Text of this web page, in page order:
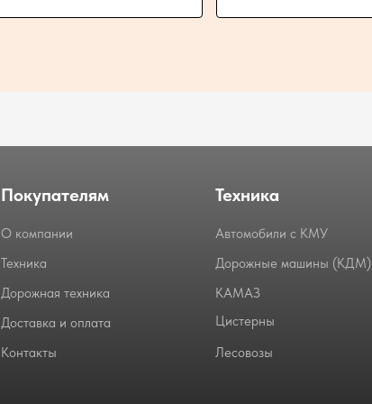
Покупателям
О компании
Техника
Дорожная техника
Доставка и оплата
Контакты
Техника
Автомобили с КМУ
Дорожные машины (КДМ)
КАМАЗ
Лесовозы
Цистерны